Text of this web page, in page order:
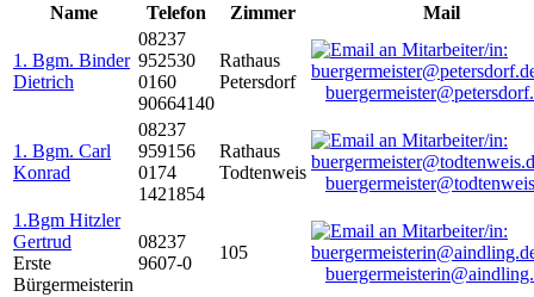
Name
Telefon Zimmer Mail
1. Bgm. Binder
Dietrich
08237
952530
0160
90664140
Rathaus
Petersdorf
1. Bgm. Carl
Konrad
08237
959156
0174
1421854
Rathaus
Todtenweis
1.Bgm Hitzler
Gertrud
Erste
Bürgermeisterin
08237
9607-0
105